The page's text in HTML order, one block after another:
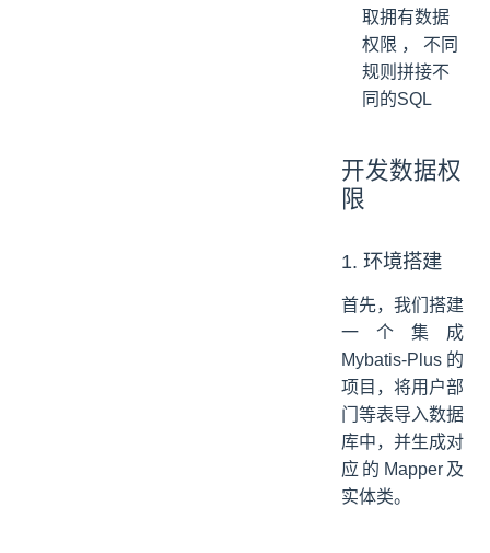
取拥有数据
权限 ， 不同
规则拼接不
同的SQL
开发数据权
限
1. 环境搭建
首先，我们搭建
一个集成
Mybatis-Plus的
项目，将用户部
门等表导入数据
库中，并生成对
应的Mapper及
实体类。